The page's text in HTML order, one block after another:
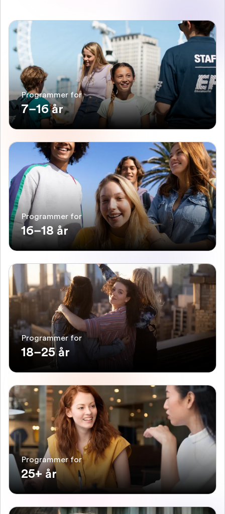
Programmer for
7–16 år
Programmer for
16–18 år
Programmer for
18–25 år
Programmer for
25+ år